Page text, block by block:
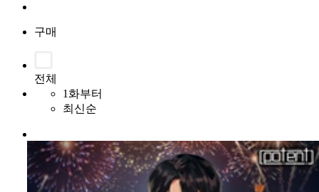
구매
전체
1화부터
최신순